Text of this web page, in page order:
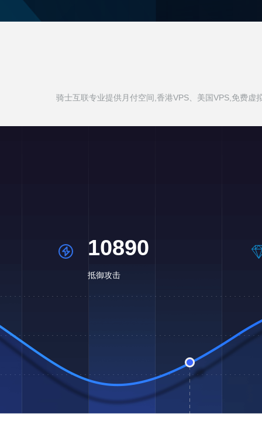
骑士互联专业提供月付空间,香港VPS、美国VPS,免费
10890
抵御攻击